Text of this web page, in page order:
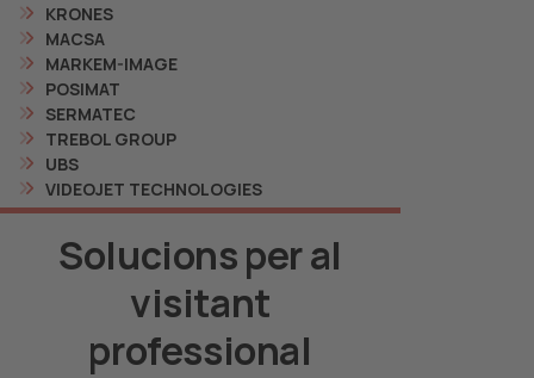
KRONES
MACSA
MARKEM-IMAGE
POSIMAT
SERMATEC
TREBOL GROUP
UBS
VIDEOJET TECHNOLOGIES
Solucions per al
visitant
professional